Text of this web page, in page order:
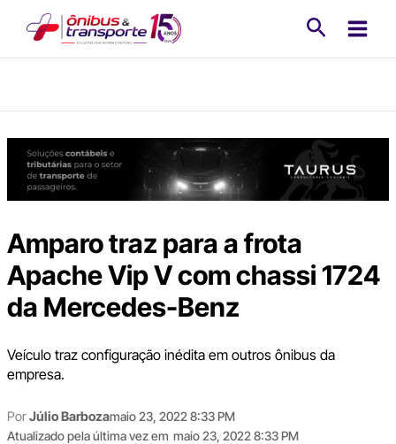
Amparo traz para a frota
Apache Vip V com chassi 1724
da Mercedes-Benz
Veículo traz configuração inédita em outros ônibus da
empresa.
PorJúlio Barbozamaio 23, 2022 8:33 PM
Atualizado pela última vez em maio 23, 2022 8:33 PM